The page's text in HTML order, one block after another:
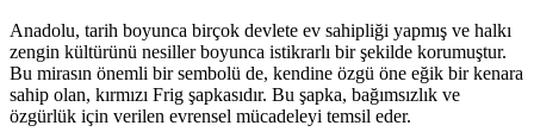
Anadolu, tarih boyunca birçok devlete ev sahipliği yapmış ve halkı
zengin kültürünü nesiller boyunca istikrarlı bir şekilde korumuştur.
Bu mirasın önemli bir sembolü de, kendine özgü öne eğik bir kenara
sahip olan, kırmızı Frig şapkasıdır. Bu şapka, bağımsızlık ve
özgürlük için verilen evrensel mücadeleyi temsil eder.